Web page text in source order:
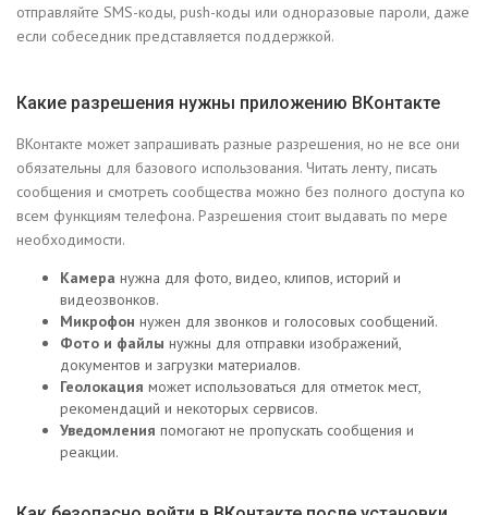
отправляйте SMS-коды, push-коды или одноразовые пароли, даже
если собеседник представляется поддержкой.
Какие разрешения нужны приложению ВКонтакте
ВКонтакте может запрашивать разные разрешения, но не все они
обязательны для базового использования. Читать ленту, писать
сообщения и смотреть сообщества можно без полного доступа ко
всем функциям телефона. Разрешения стоит выдавать по мере
необходимости.
Камера нужна для фото, видео, клипов, историй и
видеозвонков.
Микрофон нужен для звонков и голосовых сообщений.
Фото и файлы нужны для отправки изображений,
документов и загрузки материалов.
Геолокация может использоваться для отметок мест,
рекомендаций и некоторых сервисов.
Уведомления помогают не пропускать сообщения и
реакции.